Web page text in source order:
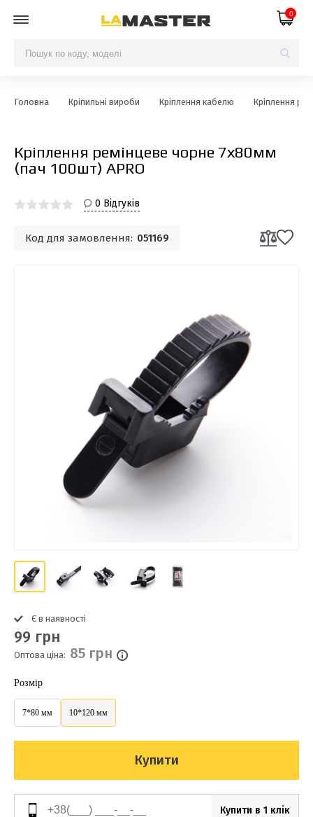
0
Головна Кріпильні вироби Кріплення кабелю Кріплення
Кріплення ремінцеве чорне 7х80мм
(пач 100шт) APRO
0 Відгуків
Код для замовлення: 051169
Є в наявності
99 грн
Оптова ціна: 85 грн
Розмір
7*80 мм 10*120 мм
Купити
Купити в 1 клік